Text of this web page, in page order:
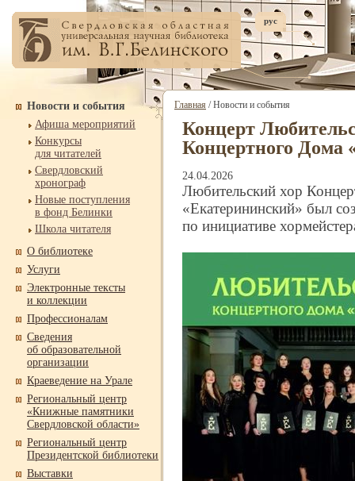
рус
Новости и события
Афиша мероприятий
Конкурсы
для читателей
Свердловский
хронограф
Новые поступления
в фонд Белинки
Школа читателя
О библиотеке
Услуги
Электронные тексты
и коллекции
Профессионалам
Сведения
об образовательной
организации
Краеведение на Урале
Региональный центр
«Книжные памятники
Свердловской области»
Региональный центр
Президентской библиотеки
Выставки
Главная / Новости и события
Концерт
Концертного Дома
24.04.2026
Любительский хор
«Екатерининский» был
по инициативе